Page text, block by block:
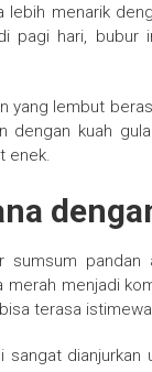
lebih menarik
pagi hari, bubur
yang lembut
dengan kuah
enek.
sumsum pandan
merah menjadi
terasa
sangat